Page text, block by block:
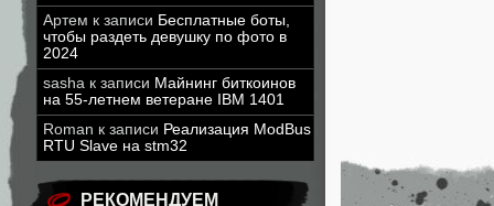
Артем к записи Бесплатные боты,
чтобы раздеть девушку по фото в
2024
sasha к записи Майнинг биткоинов
на 55-летнем ветеране IBM 1401
Roman к записи Реализация ModBus
RTU Slave на stm32
РЕКОМЕНДУЕМ